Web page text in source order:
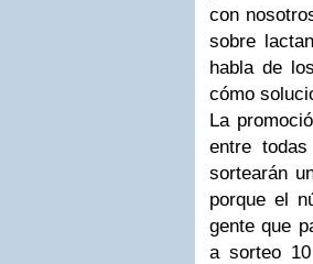
con
sobre
habla de
cómo
La
entre
sortearán
porque el
gente que
a sorteo